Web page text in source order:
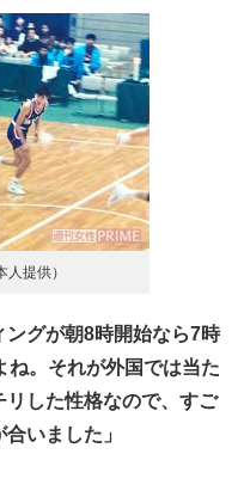
提供）
ングが朝8時開始なら7時
ね。それが外国では当た
リした性格なので、すご
いました」